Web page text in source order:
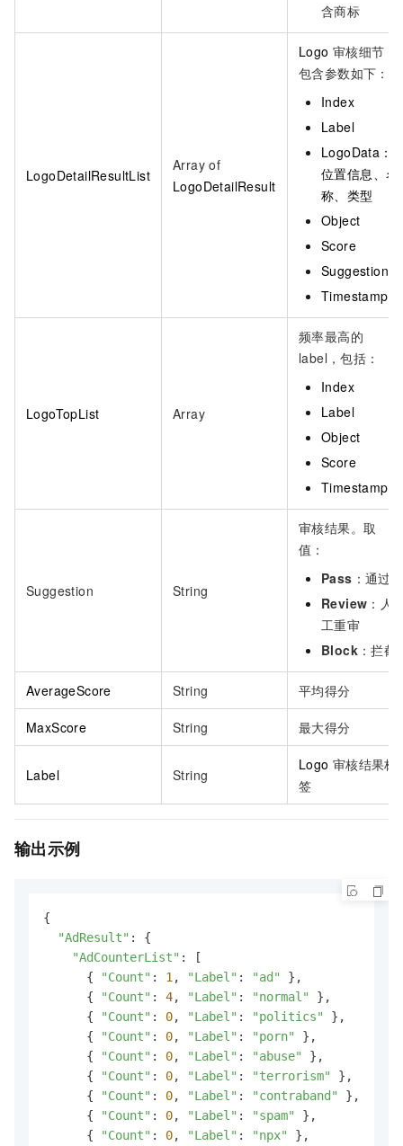
含商标
LogoDetailResultList
Array of
LogoDetailResult
Logo 审核细节，
包含参数如下：
Index
Label
LogoData：
位置信息、名
称、类型
Object
Score
Suggestion
Timestamp
LogoTopList Array
频率最高的
label，包括：
Index
Label
Object
Score
Timestamp
Suggestion String
审核结果。取
值：
Pass ：通过
Review ：人
工重审
Block ：拦截
AverageScore String 平均得分
MaxScore String 最大得分
Label String
Logo 审核结果标
签
输出示例
{
"AdResult" : {
"AdCounterList" : [
      {
"Count" : 1 , "Label" : "ad"
},
      {
"Count" : 4, "Label" : "normal"
},
      {
"Count" : 0, "Label" : "politics"
},
      {
"Count" : 0, "Label" : "porn"
},
      {
"Count" : 0, "Label" : "abuse"
},
      {
"Count" : 0, "Label" : "terrorism"
},
      {
"Count" : 0, "Label" : "contraband"
},
      {
"Count" : 0, "Label" : "spam"
},
      {
"Count" : 0, "Label" : "npx" },